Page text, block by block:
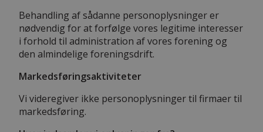
Behandling af sådanne personoplysninger er
nødvendig for at forfølge vores legitime interesser
i forhold til administration af vores forening og
den almindelige foreningsdrift.
Markedsføringsaktiviteter
Vi videregiver ikke personoplysninger til firmaer til
markedsføring.